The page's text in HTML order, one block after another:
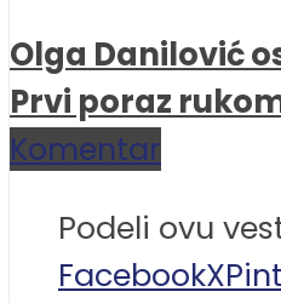
Olga Danilović
Prvi poraz
Komentar
Podeli ovu
FacebookX